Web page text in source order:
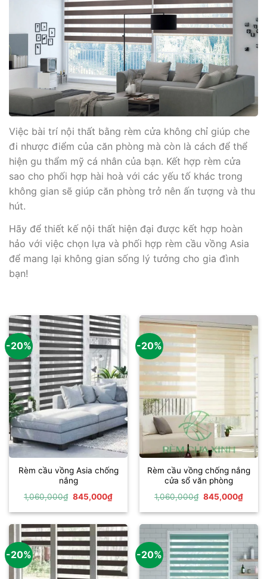
Việc bài trí nội thất bằng rèm cửa không chỉ giúp che
đi nhược điểm của căn phòng mà còn là cách để thể
hiện gu thẩm mỹ cá nhân của bạn. Kết hợp rèm cửa
sao cho phối hợp hài hoà với các yếu tố khác trong
không gian sẽ giúp căn phòng trở nên ấn tượng và thu
hút.
Hãy để thiết kế nội thất hiện đại được kết hợp hoàn
hảo với việc chọn lựa và phối hợp rèm cầu vồng Asia
để mang lại không gian sống lý tưởng cho gia đình
bạn!
-20%
Rèm cầu vồng Asia chống
nắng
1,060,000₫ Giá
là:
845,000₫Giá
tại
845,000₫.
-20%
Rèm cầu vồng chống nắng
cửa sổ văn phòng
1,060,000₫ Giá
là:
845,000₫Giá
tại
-20% -20%